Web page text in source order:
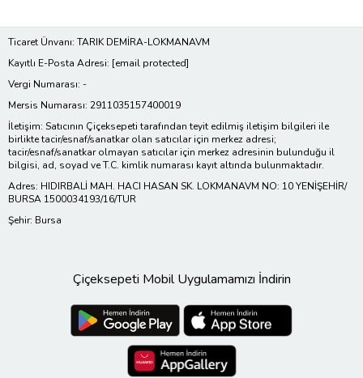
Ticaret Ünvanı: TARIK DEMİRA-LOKMANAVM
Kayıtlı E-Posta Adresi: [email protected]
Vergi Numarası: -
Mersis Numarası: 2911035157400019
İletişim: Satıcının Çiçeksepeti tarafından teyit edilmiş iletişim bilgileri ile
birlikte tacir/esnaf/sanatkar olan satıcılar için merkez adresi;
tacir/esnaf/sanatkar olmayan satıcılar için merkez adresinin bulunduğu il
bilgisi, ad, soyad ve T.C. kimlik numarası kayıt altında bulunmaktadır.
Adres: HIDIRBALİ MAH. HACI HASAN SK. LOKMANAVM NO: 10 YENİŞEHİR/
BURSA 1500034193/16/TUR
Şehir: Bursa
Çiçeksepeti Mobil Uygulamamızı İndirin